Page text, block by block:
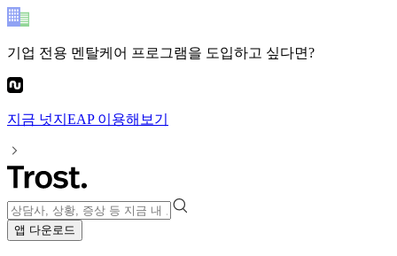
기업 전용 멘탈케어 프로그램을 도입하고 싶다면?
지금 넛지EAP이용해보기
앱 다운로드